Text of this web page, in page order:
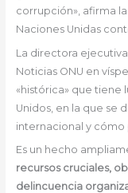
corrupción», afirma
Naciones Unidas
La directora
Noticias ONU en
«histórica» que tiene
Unidos, en la que se
internacional y
Es un hecho
recursos cruciales,
delincuencia